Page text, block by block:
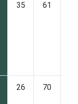
35 61
26 70